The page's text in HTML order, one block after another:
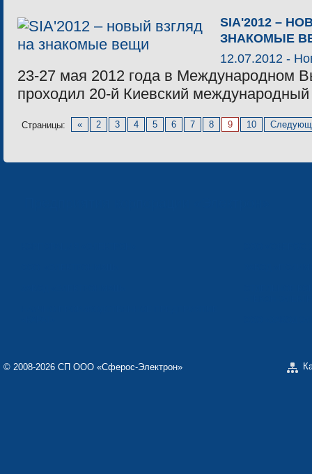
SIA'2012 –
ЗНАКОМЫЕ
12.07.2012 -
23-27 мая 2012 года в Международном
проходил 20-й Киевский
Страницы: « 2 3 4 5 6 7 8 9 10
© 2008-2026 СП ООО «Сферос-Электрон»